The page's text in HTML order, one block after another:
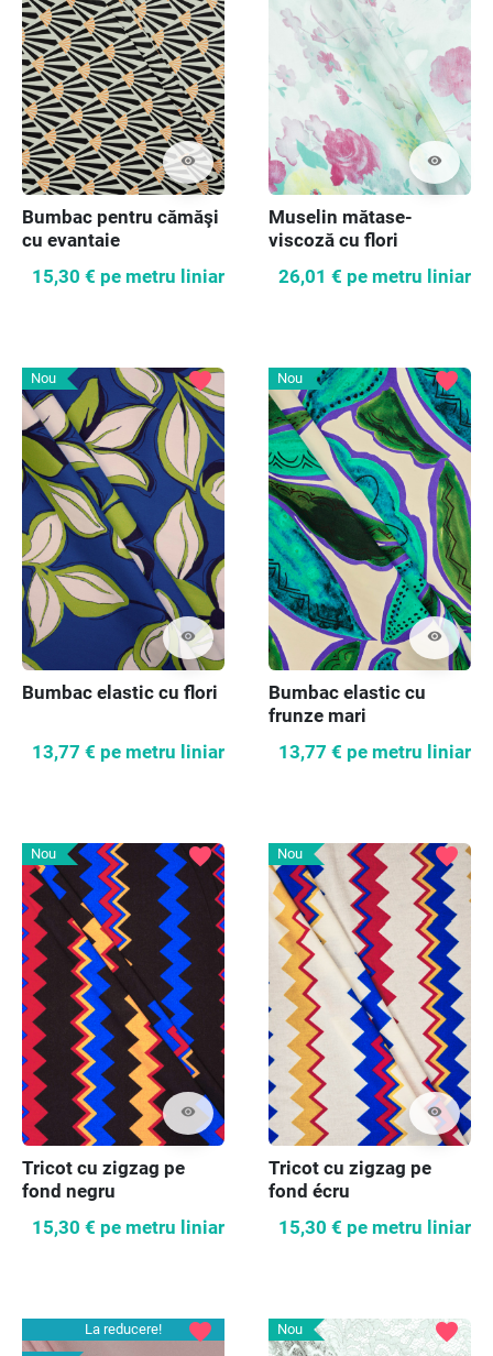
visibility
Bumbac pentru cămăşi
cu evantaie
15,30 € pe metru liniar
visibility
Muselin mătase-
viscoză cu flori
26,01 € pe metru liniar
Nou
visibility
favorite
Bumbac elastic cu flori
13,77 € pe metru liniar
Nou
visibility
favorite
Bumbac elastic cu
frunze mari
13,77 € pe metru liniar
Nou
visibility
favorite
Tricot cu zigzag pe
fond negru
15,30 € pe metru liniar
Nou
visibility
favorite
Tricot cu zigzag pe
fond écru
15,30 € pe metru liniar
La reducere!
favorite Nou favorite